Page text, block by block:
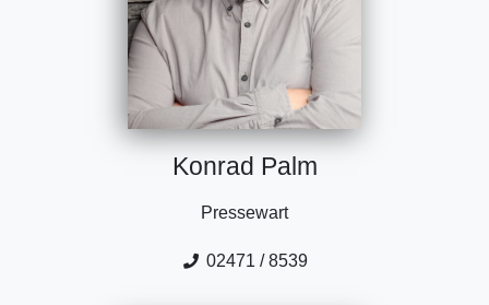
Konrad Palm
Pressewart
02471 / 8539